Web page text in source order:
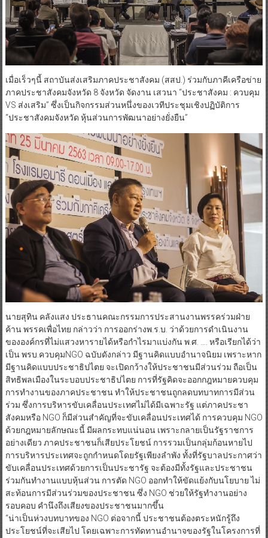
เมื่อเร็วๆนี้ สถาบันส่งเสริมภาคประชาสังคม (สสป.) ร่วมกับภาคีเครือข่าย
ภาคประชาสังคมจังหวัด 8 จังหวัด จัดงาน เสวนา “ประชาสังคม : ควบคุม
VS ส่งเสริม” ซึ่งเป็นกิจกรรมส่วนหนึ่งของเวทีประชุมเชิงปฏิบัติการ
“ประชาสังคมจังหวัด หุ้นส่วนการพัฒนาอย่างยั่งยืน”
นายสุทิน คลังแสง ประธานคณะกรรมการประสานงานพรรคร่วมฝ่าย
ค้าน พรรคเพื่อไทย กล่าวว่า การออกร่างพ.ร.บ. ว่าด้วยการดำเนินงาน
ขององค์กรที่ไม่แสวงหารายได้หรือกำไรมาแบ่งกัน พ.ศ. …. หรือเรียกได้ว่า
เป็น พรบ.ควบคุมNGO ฉบับดังกล่าว มีฐานคิดแบบอำนาจนิยม เพราะหาก
มีฐานคิดแบบประชาธิปไตย จะเปิดกว้างให้ประชาชนมีส่วนร่วม ถือเป็น
สิทธิพลเมืองในระบอบประชาธิปไตย การที่รัฐคิดจะออกกฎหมายควบคุม
การทำงานของภาคประชาชน ทำให้ประชาชนถูกลดบทบาทการมีส่วน
ร่วม ซึ่งการบริหารขับเคลื่อนประเทศไม่ได้มีเฉพาะรัฐ แต่ภาคประชา
สังคมหรือ NGO ก็มีส่วนสำคัญที่จะขับเคลื่อนประเทศได้ การควบคุม NGO
ด้วยกฎหมายลักษณะนี้ มีผลกระทบแน่นอน เพราะกลายเป็นรัฐราชการ
อย่างเดียว ภาคประชาชนก็เสียประโยชน์ การรวมเป็นกลุ่มก้อนหายไป
การบริหารประเทศจะถูกกำหนดโดยรัฐเพียงลำพัง ทั้งที่รัฐบาลประกาศว่า
ขับเคลื่อนประเทศด้วยการเป็นประชารัฐ จะต้องมีทั้งรัฐและประชาชน
ร่วมกันทำงานแบบหุ้นส่วน การตัด NGO ออกทำให้ขัดแย้งกับนโยบาย ไม่
สะท้อนการมีส่วนร่วมของประชาชน ซึ่ง NGO ช่วยให้รัฐทำงานอย่าง
รอบคอบ คำนึงถึงเสียงของประชาชนมากขึ้น
“น่าเป็นห่วงบทบาทของ NGO ต่อจากนี้ ประชาชนต้องตระหนักรู้ถึง
ประโยชน์ที่จะเสียไป โดยเฉพาะการทัดทานอำนาจของรัฐในโครงการที่